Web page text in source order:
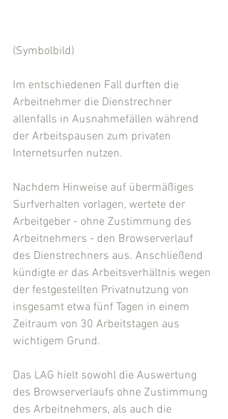
(Symbolbild)
Im entschiedenen Fall durften die
Arbeitnehmer die Dienstrechner
allenfalls in Ausnahmefällen während
der Arbeitspausen zum privaten
Internetsurfen nutzen.
Nachdem Hinweise auf übermäßiges
Surfverhalten vorlagen, wertete der
Arbeitgeber - ohne Zustimmung des
Arbeitnehmers - den Browserverlauf
des Dienstrechners aus. Anschließend
kündigte er das Arbeitsverhältnis wegen
der festgestellten Privatnutzung von
insgesamt etwa fünf Tagen in einem
Zeitraum von 30 Arbeitstagen aus
wichtigem Grund.
Das LAG hielt sowohl die Auswertung
des Browserverlaufs ohne Zustimmung
des Arbeitnehmers, als auch die